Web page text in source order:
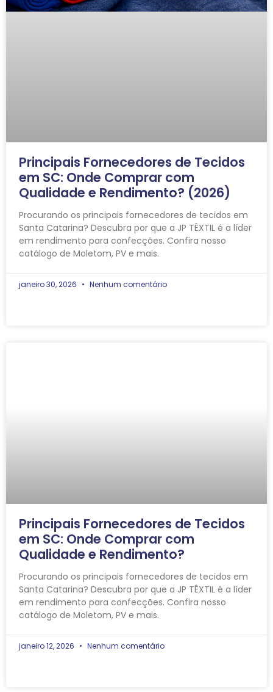
Principais Fornecedores de Tecidos
em SC: Onde Comprar com
Qualidade e Rendimento? (2026)
Procurando os principais fornecedores de tecidos em
Santa Catarina? Descubra por que a JP TÊXTIL é a líder
em rendimento para confecções. Confira nosso
catálogo de Moletom, PV e mais.
janeiro 30, 2026 Nenhum comentário
Principais Fornecedores de Tecidos
em SC: Onde Comprar com
Qualidade e Rendimento?
Procurando os principais fornecedores de tecidos em
Santa Catarina? Descubra por que a JP TÊXTIL é a líder
em rendimento para confecções. Confira nosso
catálogo de Moletom, PV e mais.
janeiro 12, 2026 Nenhum comentário